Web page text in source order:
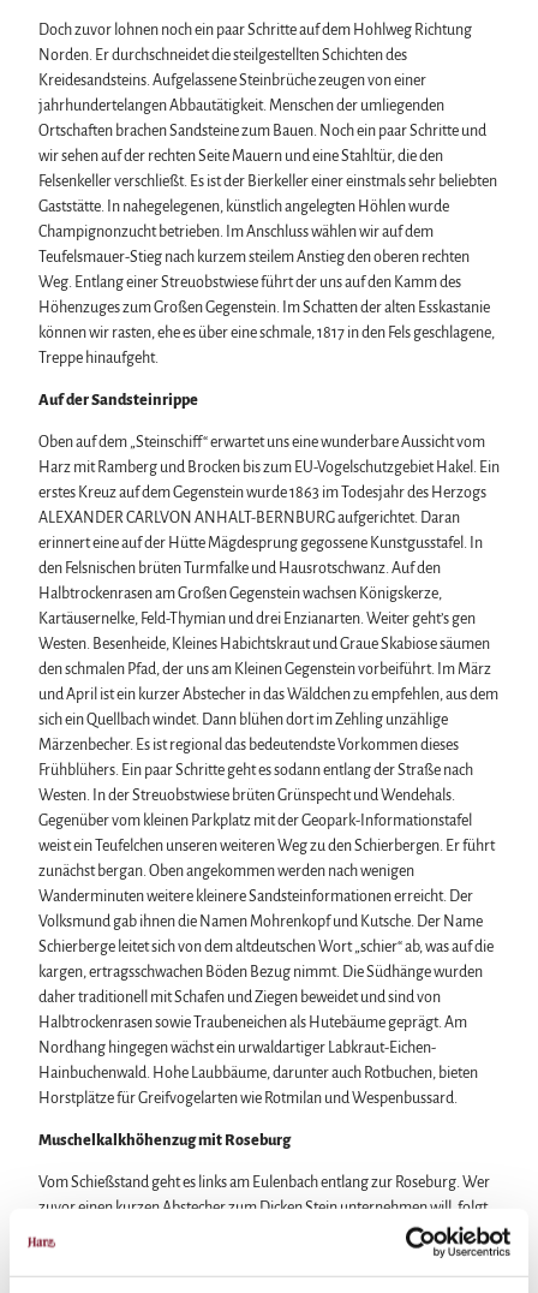
Doch zuvor lohnen noch ein paar Schritte auf dem Hohlweg Richtung
Norden. Er durchschneidet die steilgestellten Schichten des
Kreidesandsteins. Aufgelassene Steinbrüche zeugen von einer
jahrhundertelangen Abbautätigkeit. Menschen der umliegenden
Ortschaften brachen Sandsteine zum Bauen. Noch ein paar Schritte und
wir sehen auf der rechten Seite Mauern und eine Stahltür, die den
Felsenkeller verschließt. Es ist der Bierkeller einer einstmals sehr beliebten
Gaststätte. In nahegelegenen, künstlich angelegten Höhlen wurde
Champignonzucht betrieben. Im Anschluss wählen wir auf dem
Teufelsmauer-Stieg nach kurzem steilem Anstieg den oberen rechten
Weg. Entlang einer Streuobstwiese führt der uns auf den Kamm des
Höhenzuges zum Großen Gegenstein. Im Schatten der alten Esskastanie
können wir rasten, ehe es über eine schmale, 1817 in den Fels geschlagene,
Treppe hinaufgeht.
Auf der Sandsteinrippe
Oben auf dem „Steinschiff“ erwartet uns eine wunderbare Aussicht vom
Harz mit Ramberg und Brocken bis zum EU-Vogelschutzgebiet Hakel. Ein
erstes Kreuz auf dem Gegenstein wurde 1863 im Todesjahr des Herzogs
ALEXANDER CARLVON ANHALT-BERNBURG aufgerichtet. Daran
erinnert eine auf der Hütte Mägdesprung gegossene Kunstgusstafel. In
den Felsnischen brüten Turmfalke und Hausrotschwanz. Auf den
Halbtrockenrasen am Großen Gegenstein wachsen Königskerze,
Kartäusernelke, Feld-Thymian und drei Enzianarten. Weiter geht’s gen
Westen. Besenheide, Kleines Habichtskraut und Graue Skabiose säumen
den schmalen Pfad, der uns am Kleinen Gegenstein vorbeiführt. Im März
und April ist ein kurzer Abstecher in das Wäldchen zu empfehlen, aus dem
sich ein Quellbach windet. Dann blühen dort im Zehling unzählige
Märzenbecher. Es ist regional das bedeutendste Vorkommen dieses
Frühblühers. Ein paar Schritte geht es sodann entlang der Straße nach
Westen. In der Streuobstwiese brüten Grünspecht und Wendehals.
Gegenüber vom kleinen Parkplatz mit der Geopark-Informationstafel
weist ein Teufelchen unseren weiteren Weg zu den Schierbergen. Er führt
zunächst bergan. Oben angekommen werden nach wenigen
Wanderminuten weitere kleinere Sandsteinformationen erreicht. Der
Volksmund gab ihnen die Namen Mohrenkopf und Kutsche. Der Name
Schierberge leitet sich von dem altdeutschen Wort „schier“ ab, was auf die
kargen, ertragsschwachen Böden Bezug nimmt. Die Südhänge wurden
daher traditionell mit Schafen und Ziegen beweidet und sind von
Halbtrockenrasen sowie Traubeneichen als Hutebäume geprägt. Am
Nordhang hingegen wächst ein urwaldartiger Labkraut-Eichen-
Hainbuchenwald. Hohe Laubbäume, darunter auch Rotbuchen, bieten
Horstplätze für Greifvogelarten wie Rotmilan und Wespenbussard.
Muschelkalkhöhenzug mit Roseburg
Vom Schießstand geht es links am Eulenbach entlang zur Roseburg. Wer
zuvor einen kurzen Abstecher zum Dicken Stein unternehmen will, folgt
dem geschotterten Weg Richtung Rieder. Auf der rechten Seite, über
einem alten Steinbruch, erhebt sich mit dem Dicken Stein die westlichste